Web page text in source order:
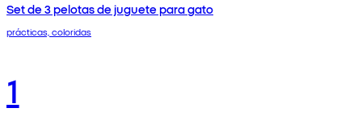
Set de 3 pelotas de juguete para gato
prácticas, coloridas
1